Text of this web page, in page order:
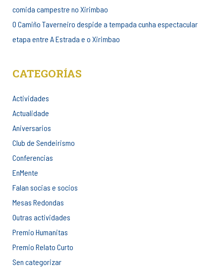
comida campestre no Xirimbao
O Camiño Taverneiro despide a tempada cunha espectacular
etapa entre A Estrada e o Xirimbao
CATEGORÍAS
Actividades
Actualidade
Aniversarios
Club de Sendeirismo
Conferencias
EnMente
Falan socias e socios
Mesas Redondas
Outras actividades
Premio Humanitas
Premio Relato Curto
Sen categorizar